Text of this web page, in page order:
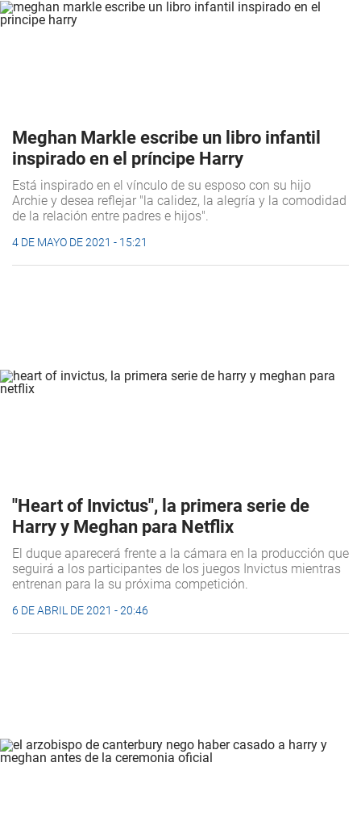
Meghan Markle escribe un libro infantil
inspirado en el príncipe Harry
Está inspirado en el vínculo de su esposo con su hijo
Archie y desea reflejar "la calidez, la alegría y la comodidad
de la relación entre padres e hijos".
4 DE MAYO DE 2021 - 15:21
"Heart of Invictus", la primera serie de
Harry y Meghan para Netflix
El duque aparecerá frente a la cámara en la producción que
seguirá a los participantes de los juegos Invictus mientras
entrenan para la su próxima competición.
6 DE ABRIL DE 2021 - 20:46